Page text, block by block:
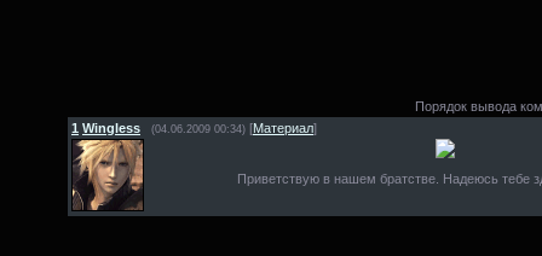
Порядок вывода
1 Wingless (04.06.2009 00:34) [Материал]
Приветствую в нашем братстве. Надеюсь тебе